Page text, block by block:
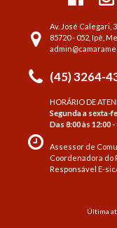
Av. José Calegari,
85720 - 052, Ipê,
(45) 3264-
HORÁRIO DE
Segunda a sexta-
Das 8:00 às 12:00 -
Assessor de
Coordenadora do
Responsável E-
Última